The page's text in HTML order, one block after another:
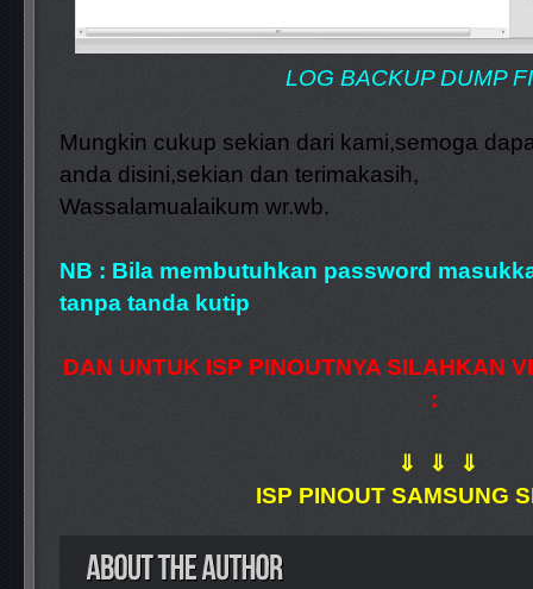
LOG BACKUP DUMP
Mungkin cukup sekian dari kami,semoga
anda disini,sekian dan terimakasih,
Wassalamualaikum wr.wb.
NB : Bila membutuhkan password
tanpa tanda kutip
DAN UNTUK ISP PINOUTNYA SILAHKAN
:
⇓ ⇓ ⇓
ISP PINOUT SAMSUNG